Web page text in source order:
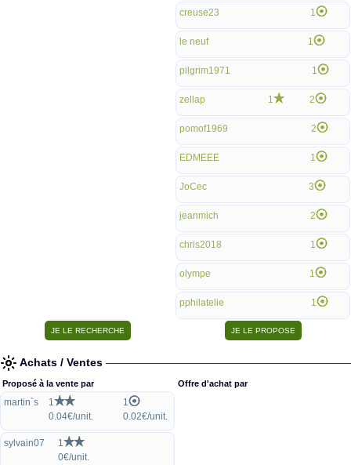
creuse23 1
le neuf 1
pilgrim1971 1
zellap 1 2
pomof1969 2
EDMEEE 1
JoCec 3
jeanmich 2
chris2018 1
olympe 1
pphilatelie 1
Achats / Ventes
Proposé à la vente par
martin`s
1
0.04€/unit.
1
0.02€/unit.
sylvain07
1
0€/unit.
Offre d'achat par